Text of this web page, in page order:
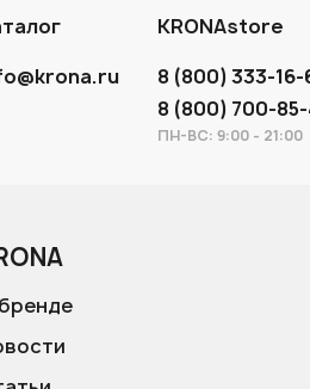
KRONAstore
8 (800) 333-
8 (800) 700-
ПН-ВС: 9:00 - 21:00